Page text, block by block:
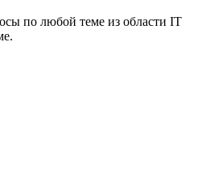
по любой теме из области IT